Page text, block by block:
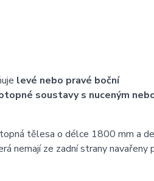
levé nebo pravé boční
soustavy s nuceným
tělesa o délce 1800 mm a
nemají ze zadní strany navařeny